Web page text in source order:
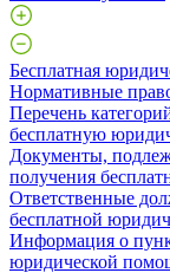
Бесплатная
Нормативные
Перечень
бесплатную
Документы,
получения
Ответственные
бесплатной
Информация о
юридической